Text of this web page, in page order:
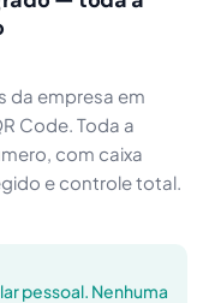
da empresa em
Code. Toda a
com caixa
e controle total.
pessoal. Nenhuma